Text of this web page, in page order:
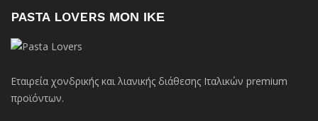
PASTA LOVERS ΜΟΝ ΙΚΕ
Εταιρεία χονδρικής και λιανικής διάθεσης Ιταλικών premium
προϊόντων.